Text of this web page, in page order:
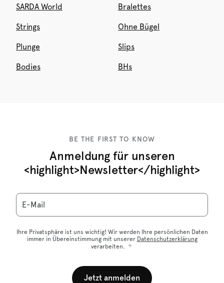
SARDA World Bralettes
Strings Ohne Bügel
Plunge Slips
Bodies BHs
BE THE FIRST TO KNOW
Anmeldung für unseren
<highlight>Newsletter</highlight>
E-Mail
Ihre Privatsphäre ist uns wichtig! Wir werden Ihre persönlichen Daten
immer in Übereinstimmung mit unserer Datenschutzerklärung
verarbeiten.
Jetzt anmelden